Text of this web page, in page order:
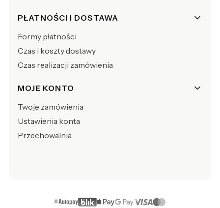
PŁATNOŚCI I DOSTAWA
Formy płatności
Czas i koszty dostawy
Czas realizacji zamówienia
MOJE KONTO
Twoje zamówienia
Ustawienia konta
Przechowalnia